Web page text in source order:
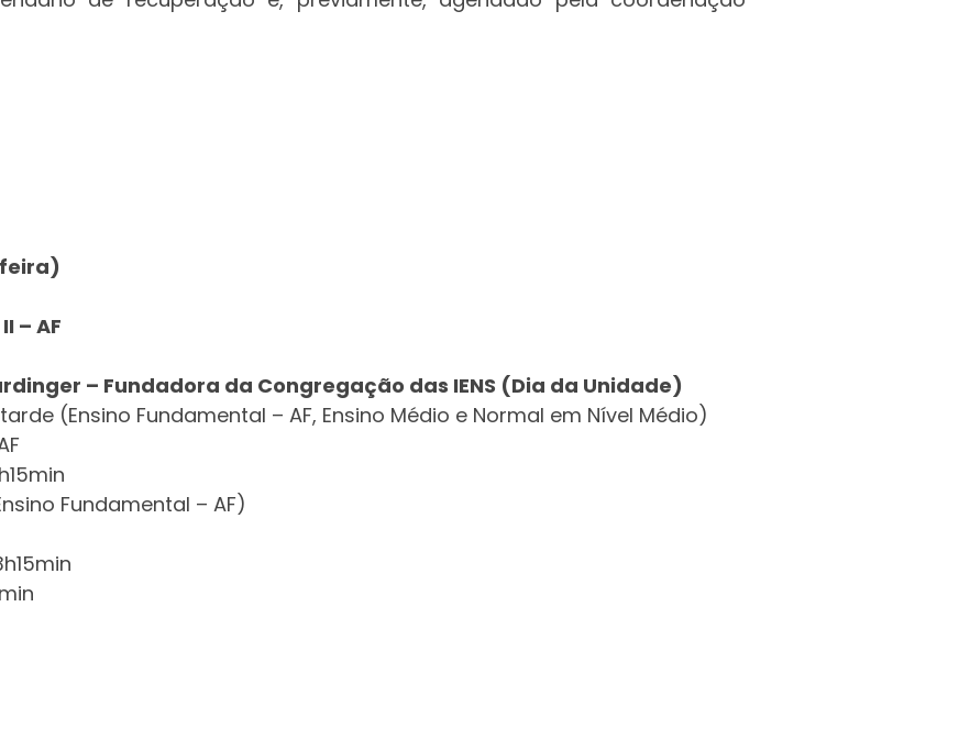
– AF
– Fundadora da Congregação das IENS (Dia da Unidade)
(Ensino Fundamental – AF, Ensino Médio e Normal em Nível Médio)
Fundamental – AF)